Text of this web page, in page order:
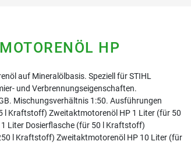
HP
auf Mineralölbasis. Speziell für STIHL
und Verbrennungseigenschaften.
Mischungsverhältnis 1:50. Ausführungen
l Kraftstoff) Zweitaktmotorenöl HP 1 Liter (für 50
Liter Dosierflasche (für 50 l Kraftstoff)
l Kraftstoff) Zweitaktmotorenöl HP 10 Liter (für